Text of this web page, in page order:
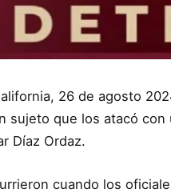
26 de agosto
sujeto que los atacó
Díaz Ordaz.
cuando los